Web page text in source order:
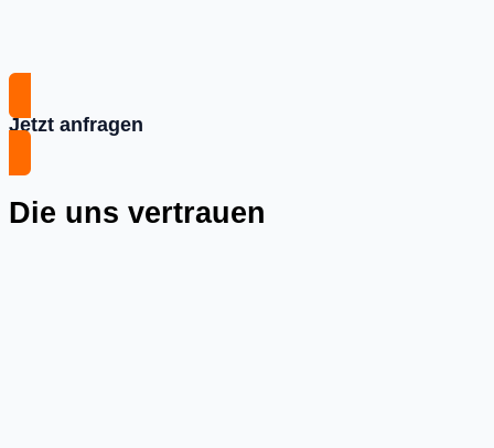
Jetzt anfragen
Die uns vertrauen